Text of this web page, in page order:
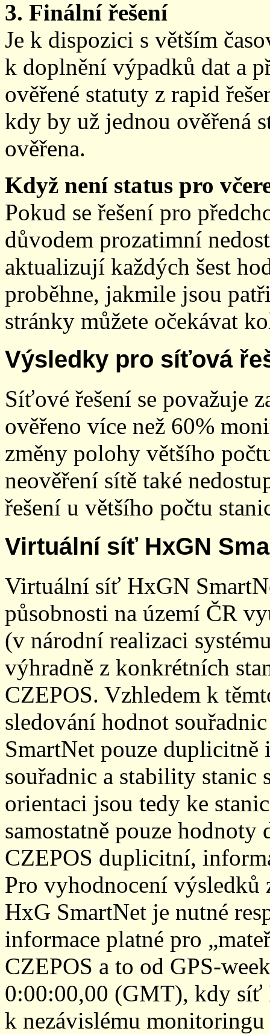
3. Finální řešení
Je k dispozici s větším
k doplnění výpadků dat a
ověřené statuty z rapid
kdy by už jednou ověřená
ověřena.
Když není status pro
Pokud se řešení pro
důvodem prozatimní
aktualizují každých šest
proběhne, jakmile jsou
stránky můžete očekávat
Výsledky pro síťová
Síťové řešení se považuje
ověřeno více než 60%
změny polohy většího
neověření sítě také
řešení u většího počtu
Virtuální síť HxGN
Virtuální síť HxGN
působnosti na území ČR
(v národní realizaci
výhradně z konkrétních
CZEPOS. Vzhledem k
sledování hodnot
SmartNet pouze
souřadnic a stability stanic
orientaci jsou tedy ke
samostatně pouze
CZEPOS duplicitní,
Pro vyhodnocení
HxG SmartNet je nutné
informace platné pro
CZEPOS a to od GPS-
0:00:00,00 (GMT), kdy síť
k nezávislému